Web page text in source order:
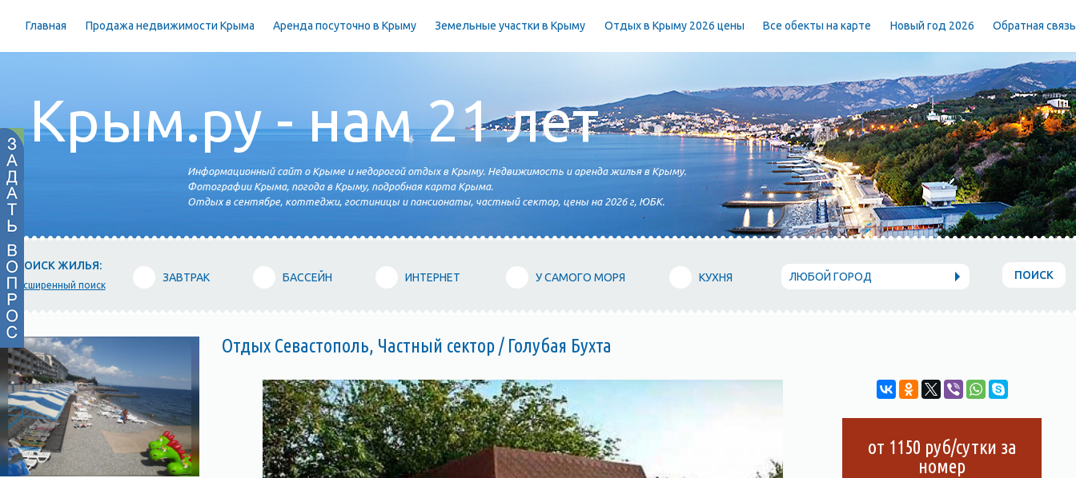
Главная Продажа недвижимости Крыма Аренда посуточно в Крыму Земельные участки в Крыму Отдых в Крыму 2026 цены Все обекты на карте Новый год 2026 Обратная связь
Крым.ру - нам 21 лет
Информационный сайт о Крыме и недорогой отдых в Крыму. Недвижимость и аренда жилья в Крыму.
Фотографии Крыма, погода в Крыму, подробная карта Крыма.
Отдых в сентябре, коттеджи, гостиницы и пансионаты, частный сектор, цены на 2026 г, ЮБК.
ПОИСК ЖИЛЬЯ:
расширенный поиск
ЗАВТРАК БАССЕЙН ИНТЕРНЕТ У САМОГО МОРЯ КУХНЯ ЛЮБОЙ ГОРОД ПОИСК
Отдых Севастополь, Частный сектор / Голубая Бухта
от 1150 руб/сутки за
номер